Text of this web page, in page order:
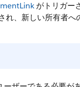
がトリガー
れ、新しい所有者